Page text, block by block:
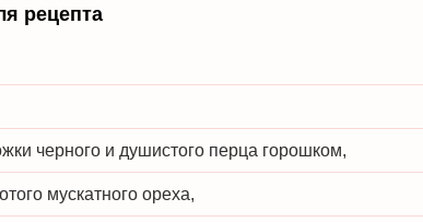
рецепта
черного и душистого перца горошком,
мускатного ореха,